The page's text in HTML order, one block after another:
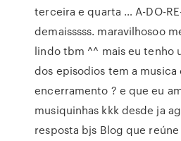
terceira e quarta … A-DO-
demaisssss. maravilhosoo
lindo tbm ^^ mais eu tenho
dos episodios tem a
encerramento ? e que eu
musiquinhas kkk desde ja
resposta bjs Blog que